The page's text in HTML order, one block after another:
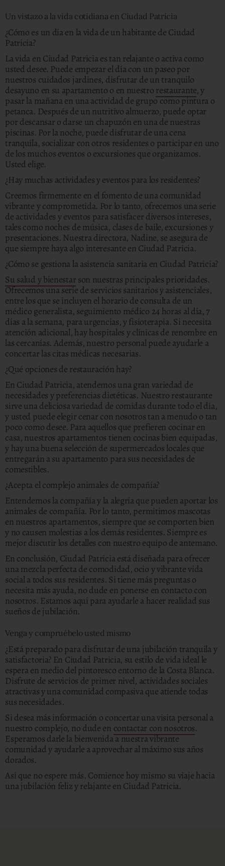
Un vistazo a la vida cotidiana en Ciudad Patricia
¿Cómo es un día en la vida de un habitante de Ciudad
Patricia?
La vida en Ciudad Patricia es tan relajante o activa como
usted desee. Puede empezar el día con un paseo por
nuestros cuidados jardines, disfrutar de un tranquilo
desayuno en su apartamento o en nuestro restaurante, y
pasar la mañana en una actividad de grupo como pintura o
petanca. Después de un nutritivo almuerzo, puede optar
por descansar o darse un chapuzón en una de nuestras
piscinas. Por la noche, puede disfrutar de una cena
tranquila, socializar con otros residentes o participar en uno
de los muchos eventos o excursiones que organizamos.
Usted elige.
¿Hay muchas actividades y eventos para los residentes?
Creemos firmemente en el fomento de una comunidad
vibrante y comprometida. Por lo tanto, ofrecemos una serie
de actividades y eventos para satisfacer diversos intereses,
tales como noches de música, clases de baile, excursiones y
presentaciones. Nuestra directora, Nadine, se asegura de
que siempre haya algo interesante en Ciudad Patricia.
¿Cómo se gestiona la asistencia sanitaria en Ciudad Patricia?
Su salud y bienestar son nuestras principales prioridades.
Ofrecemos una serie de servicios sanitarios y asistenciales,
entre los que se incluyen el horario de consulta de un
médico generalista, seguimiento médico 24 horas al día, 7
días a la semana, para urgencias, y fisioterapia. Si necesita
atención adicional, hay hospitales y clínicas de renombre en
las cercanías. Además, nuestro personal puede ayudarle a
concertar las citas médicas necesarias.
¿Qué opciones de restauración hay?
En Ciudad Patricia, atendemos una gran variedad de
necesidades y preferencias dietéticas. Nuestro restaurante
sirve una deliciosa variedad de comidas durante todo el día,
y usted puede elegir cenar con nosotros tan a menudo o tan
poco como desee. Para aquellos que prefieren cocinar en
casa, nuestros apartamentos tienen cocinas bien equipadas,
y hay una buena selección de supermercados locales que
entregarán a su apartamento para sus necesidades de
comestibles.
¿Acepta el complejo animales de compañía?
Entendemos la compañía y la alegría que pueden aportar los
animales de compañía. Por lo tanto, permitimos mascotas
en nuestros apartamentos, siempre que se comporten bien
y no causen molestias a los demás residentes. Siempre es
mejor discutir los detalles con nuestro equipo de antemano.
En conclusión, Ciudad Patricia está diseñada para ofrecer
una mezcla perfecta de comodidad, ocio y vibrante vida
social a todos sus residentes. Si tiene más preguntas o
necesita más ayuda, no dude en ponerse en contacto con
nosotros. Estamos aquí para ayudarle a hacer realidad sus
sueños de jubilación.
Venga y compruébelo usted mismo
¿Está preparado para disfrutar de una jubilación tranquila y
satisfactoria? En Ciudad Patricia, su estilo de vida ideal le
espera en medio del pintoresco entorno de la Costa Blanca.
Disfrute de servicios de primer nivel, actividades sociales
atractivas y una comunidad compasiva que atiende todas
sus necesidades.
Si desea más información o concertar una visita personal a
nuestro complejo, no dude en contactar con nosotros.
Esperamos darle la bienvenida a nuestra vibrante
comunidad y ayudarle a aprovechar al máximo sus años
dorados.
Así que no espere más. Comience hoy mismo su viaje hacia
una jubilación feliz y relajante en Ciudad Patricia.